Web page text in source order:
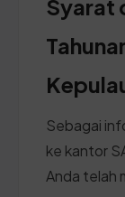
Syarat
Sebagai
ke kantor
Anda telah